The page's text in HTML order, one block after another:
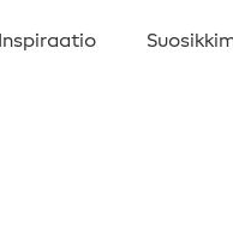
Inspiraatio